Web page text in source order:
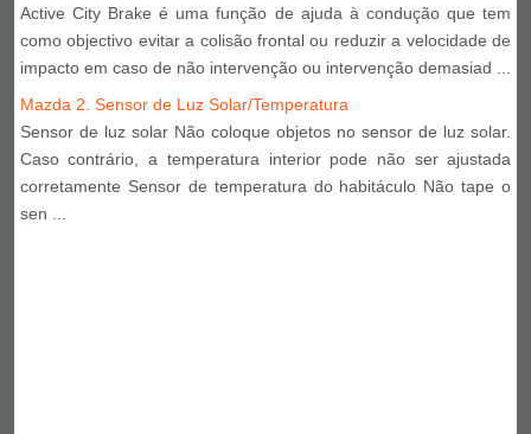
Active City Brake é uma função de ajuda à condução que tem
como objectivo evitar a colisão frontal ou reduzir a velocidade de
impacto em caso de não intervenção ou intervenção demasiad ...
Mazda 2. Sensor de Luz Solar/Temperatura
Sensor de luz solar Não coloque objetos no sensor de luz solar.
Caso contrário, a temperatura interior pode não ser ajustada
corretamente Sensor de temperatura do habitáculo Não tape o
sen ...